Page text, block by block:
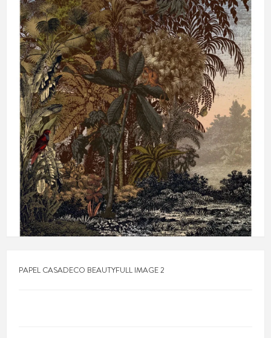
PAPEL CASADECO BEAUTYFULL IMAGE 2